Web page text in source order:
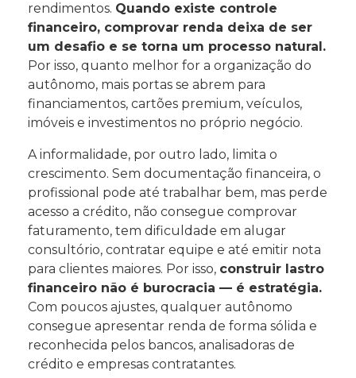
rendimentos. Quando existe controle
financeiro, comprovar renda deixa de ser
um desafio e se torna um processo natural.
Por isso, quanto melhor for a organização do
autônomo, mais portas se abrem para
financiamentos, cartões premium, veículos,
imóveis e investimentos no próprio negócio.
A informalidade, por outro lado, limita o
crescimento. Sem documentação financeira, o
profissional pode até trabalhar bem, mas perde
acesso a crédito, não consegue comprovar
faturamento, tem dificuldade em alugar
consultório, contratar equipe e até emitir nota
para clientes maiores. Por isso, construir lastro
financeiro não é burocracia — é estratégia.
Com poucos ajustes, qualquer autônomo
consegue apresentar renda de forma sólida e
reconhecida pelos bancos, analisadoras de
crédito e empresas contratantes.